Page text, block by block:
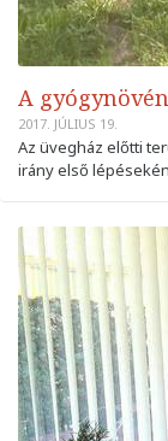
A
2017. JÚLIUS 19.
Az üvegház előtti
irány első